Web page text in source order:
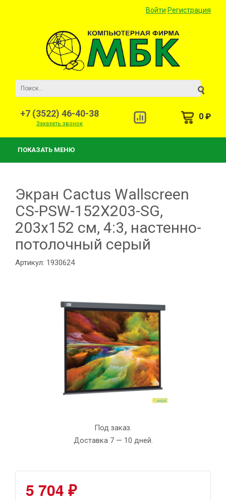
Войти Регистрация
+7 (3522) 46-40-38
Заказать звонок
0 ₽
ПОКАЗАТЬ МЕНЮ
Экран Cactus Wallscreen
CS-PSW-152X203-SG,
203х152 см, 4:3, настенно-
потолочный серый
Артикул: 1930624
Под заказ.
Доставка 7 — 10 дней.
5 704 ₽